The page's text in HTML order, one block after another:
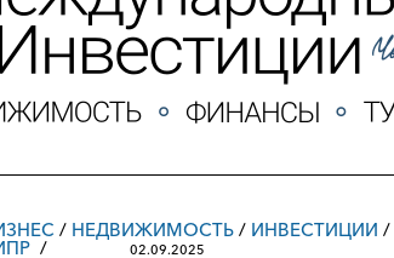
/ НЕДВИЖИМОСТЬ / ИНВЕСТИЦИИ /
02.09.2025